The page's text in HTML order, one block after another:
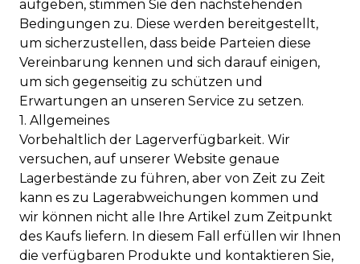
aufgeben, stimmen Sie den nachstehenden
Bedingungen zu. Diese werden bereitgestellt,
um sicherzustellen, dass beide Parteien diese
Vereinbarung kennen und sich darauf einigen,
um sich gegenseitig zu schützen und
Erwartungen an unseren Service zu setzen.
1. Allgemeines
Vorbehaltlich der Lagerverfügbarkeit. Wir
versuchen, auf unserer Website genaue
Lagerbestände zu führen, aber von Zeit zu Zeit
kann es zu Lagerabweichungen kommen und
wir können nicht alle Ihre Artikel zum Zeitpunkt
des Kaufs liefern. In diesem Fall erfüllen wir Ihnen
die verfügbaren Produkte und kontaktieren Sie,